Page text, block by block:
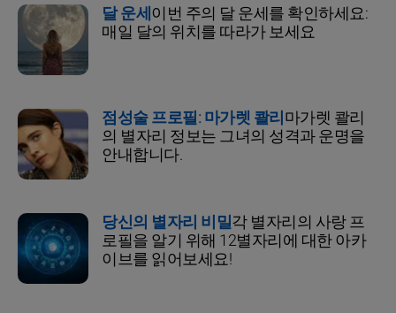
달 운세이번 주의 달 운세를 확인하세요:
매일 달의 위치를 따라가 보세요
점성술 프로필: 마가렛 콸리마가렛 콸리
의 별자리 정보는 그녀의 성격과 운명을
안내합니다.
당신의 별자리 비밀각 별자리의 사랑 프
로필을 알기 위해 12별자리에 대한 아카
이브를 읽어보세요!